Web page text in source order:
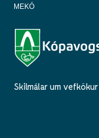
MEKÓ
Skilmálar um vefkökur